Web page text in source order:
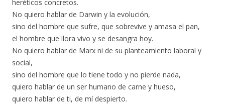
heréticos concretos.
No quiero hablar de Darwin y la evolución,
sino del hombre que sufre, que sobrevive y amasa el pan,
el hombre que llora vivo y se desangra hoy.
No quiero hablar de Marx ni de su planteamiento laboral y
social,
sino del hombre que lo tiene todo y no pierde nada,
quiero hablar de un ser humano de carne y hueso,
quiero hablar de ti, de mí despierto.